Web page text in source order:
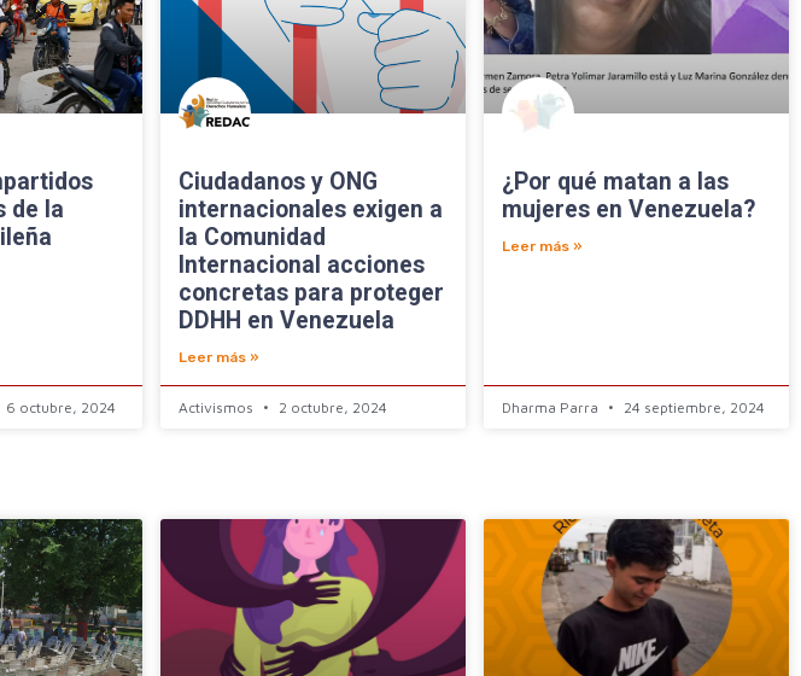
de la
6 octubre, 2024
Ciudadanos y ONG
internacionales exigen a
la Comunidad
Internacional acciones
concretas para proteger
DDHH en Venezuela
Leer más »
Activismos 2 octubre, 2024
¿Por qué matan a las
mujeres en Venezuela?
Leer más »
Dharma Parra 24 septiembre, 2024